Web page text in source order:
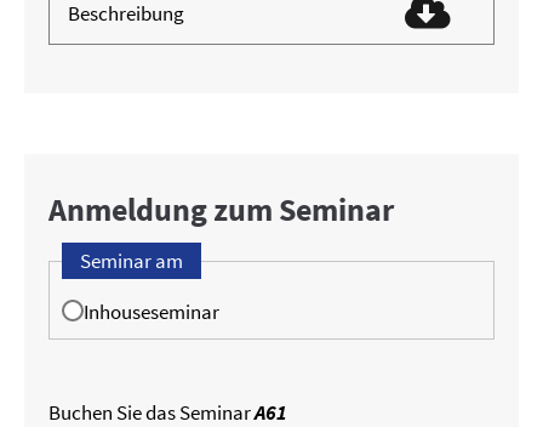
Beschreibung
Anmeldung zum Seminar
Seminar am
Inhouseseminar
Buchen Sie das SeminarA61